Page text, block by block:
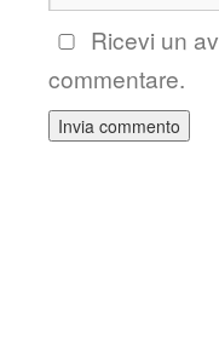
Ricevi un
commentare.